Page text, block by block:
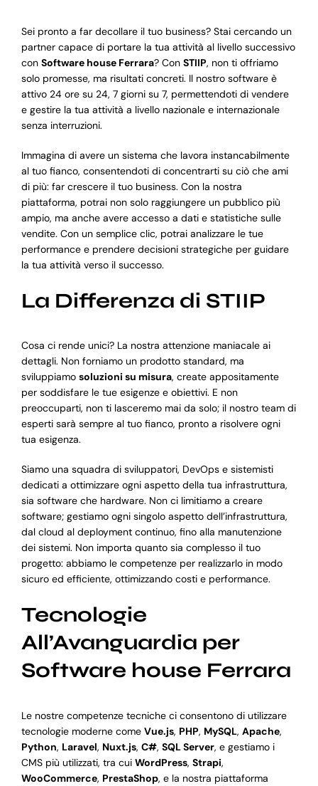
Sei pronto a far decollare il tuo business? Stai cercando un
partner capace di portare la tua attività al livello successivo
con Software house Ferrara? Con STIIP, non ti offriamo
solo promesse, ma risultati concreti. Il nostro software è
attivo 24 ore su 24, 7 giorni su 7, permettendoti di vendere
e gestire la tua attività a livello nazionale e internazionale
senza interruzioni.
Immagina di avere un sistema che lavora instancabilmente
al tuo fianco, consentendoti di concentrarti su ciò che ami
di più: far crescere il tuo business. Con la nostra
piattaforma, potrai non solo raggiungere un pubblico più
ampio, ma anche avere accesso a dati e statistiche sulle
vendite. Con un semplice clic, potrai analizzare le tue
performance e prendere decisioni strategiche per guidare
la tua attività verso il successo.
La Differenza di STIIP
Cosa ci rende unici? La nostra attenzione maniacale ai
dettagli. Non forniamo un prodotto standard, ma
sviluppiamo soluzioni su misura, create appositamente
per soddisfare le tue esigenze e obiettivi. E non
preoccuparti, non ti lasceremo mai da solo; il nostro team di
esperti sarà sempre al tuo fianco, pronto a risolvere ogni
tua esigenza.
Siamo una squadra di sviluppatori, DevOps e sistemisti
dedicati a ottimizzare ogni aspetto della tua infrastruttura,
sia software che hardware. Non ci limitiamo a creare
software; gestiamo ogni singolo aspetto dell’infrastruttura,
dal cloud al deployment continuo, fino alla manutenzione
dei sistemi. Non importa quanto sia complesso il tuo
progetto: abbiamo le competenze per realizzarlo in modo
sicuro ed efficiente, ottimizzando costi e performance.
Tecnologie
All’Avanguardia per
Software house Ferrara
Le nostre competenze tecniche ci consentono di utilizzare
tecnologie moderne come Vue.js, PHP, MySQL, Apache,
Python, Laravel, Nuxt.js, C#, SQL Server, e gestiamo i
CMS più utilizzati, tra cui WordPress, Strapi,
WooCommerce, PrestaShop, e la nostra piattaforma